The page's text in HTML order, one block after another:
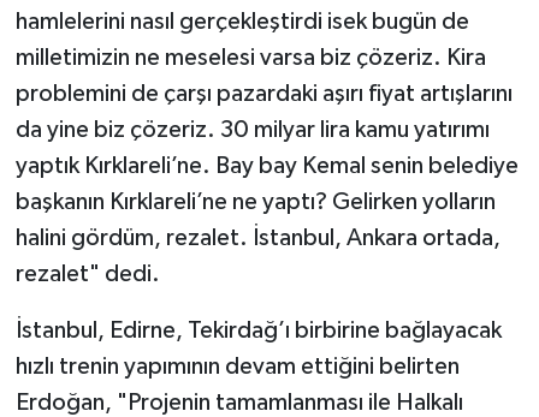
hamlelerini nasıl gerçekleştirdi isek bugün de
milletimizin ne meselesi varsa biz çözeriz. Kira
problemini de çarşı pazardaki aşırı fiyat artışlarını
da yine biz çözeriz. 30 milyar lira kamu yatırımı
yaptık Kırklareli’ne. Bay bay Kemal senin belediye
başkanın Kırklareli’ne ne yaptı? Gelirken yolların
halini gördüm, rezalet. İstanbul, Ankara ortada,
rezalet" dedi.
İstanbul, Edirne, Tekirdağ’ı birbirine bağlayacak
hızlı trenin yapımının devam ettiğini belirten
Erdoğan, "Projenin tamamlanması ile Halkalı